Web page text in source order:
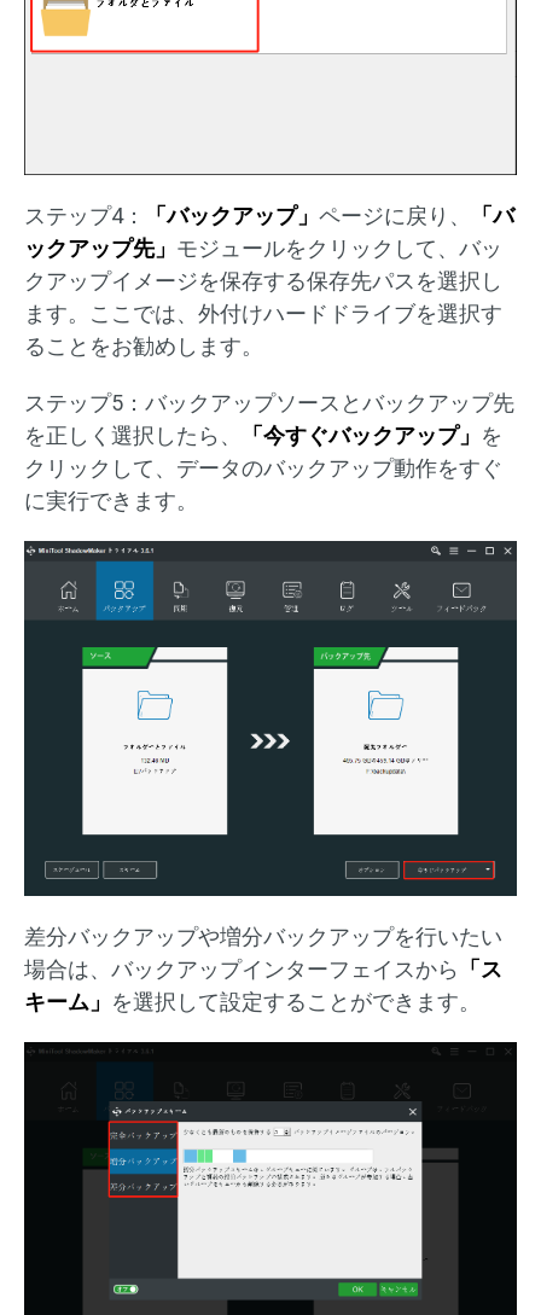
ステップ4： 「バックアップ」 ページに戻り、
「バ
ックアップ先」 モジュールをクリックして、バッ
クアップイメージを保存する保存先パスを選択し
ます。ここでは、外付けハードドライブを選択す
ることをお勧めします。
ステップ5：バックアップソースとバックアップ先
を正しく選択したら、
「今すぐバックアップ」 を
クリックして、データのバックアップ動作をすぐ
に実行できます。
差分バックアップや増分バックアップを行いたい
場合は、バックアップインターフェイスから
「ス
キーム」 を選択して設定することができます。